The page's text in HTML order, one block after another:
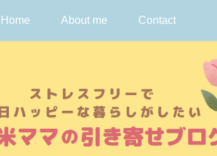
Home About me Contact